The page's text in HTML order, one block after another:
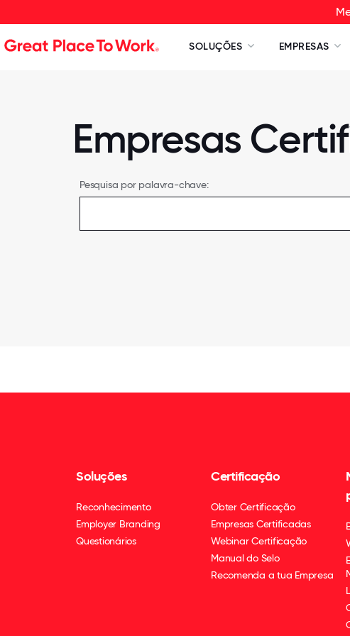
SOLUÇÕES EMPRESAS
Empresas
Pesquisa por palavra-chave:
Soluções
Reconhecimento
Employer Branding
Questionários
Certificação
Obter Certificação
Empresas Certificadas
Webinar Certificação
Manual do Selo
Recomenda a tua Empresa